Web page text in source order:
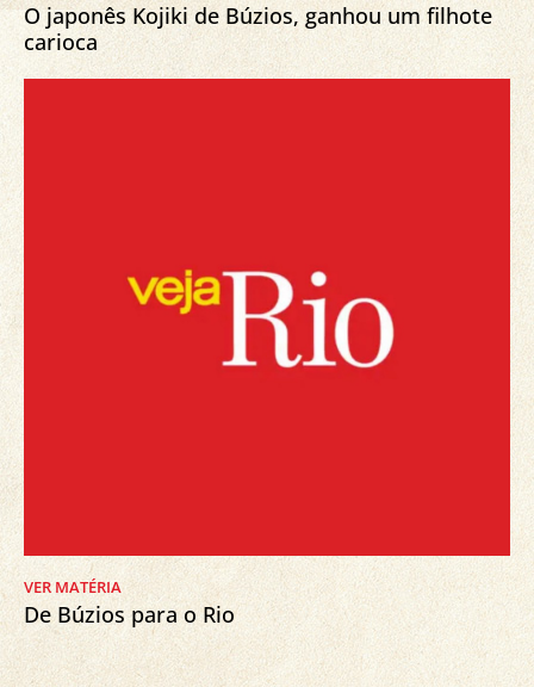
O japonês Kojiki de Búzios, ganhou um filhote
carioca
VER MATÉRIA
De Búzios para o Rio